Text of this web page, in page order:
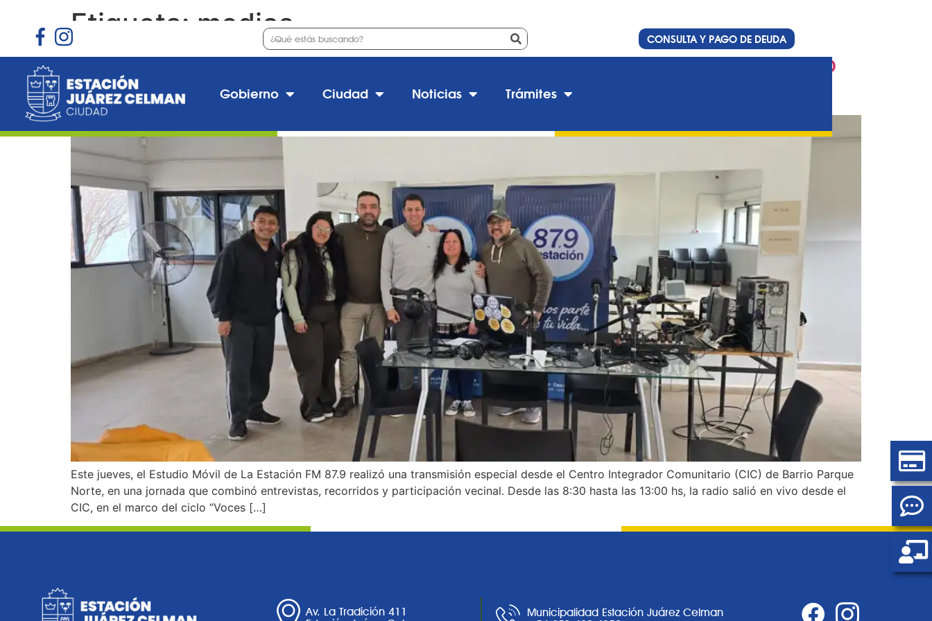
CONSULTA Y PAGO DE DEUDA
Gobierno Ciudad Noticias Trámites
Etiqueta: medios
El Estudio Móvil de La Estación FM 87.9 transmitió desde el CIC de Barrio
Parque Norte
Este jueves, el Estudio Móvil de La Estación FM 87.9 realizó una transmisión especial desde el Centro Integrador Comunitario (CIC) de Barrio Parque
Norte, en una jornada que combinó entrevistas, recorridos y participación vecinal. Desde las 8:30 hasta las 13:00 hs, la radio salió en vivo desde el
CIC, en el marco del ciclo “Voces […]
Av. La Tradición 411
Municipalidad Estación Juárez Celman